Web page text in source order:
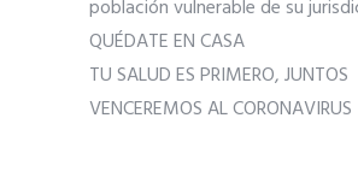
población vulnerable de su
QUÉDATE EN CASA
TU SALUD ES PRIMERO, JUNTOS
VENCEREMOS AL CORONAVIRUS